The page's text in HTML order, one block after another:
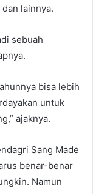
lainnya.
sebuah
bisa lebih
untuk
ajaknya.
Sang Made
benar-benar
Namun